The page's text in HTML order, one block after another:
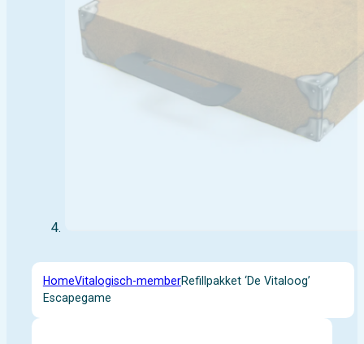
HomeVitalogisch-memberRefillpakket ‘De Vitaloog’
Escapegame